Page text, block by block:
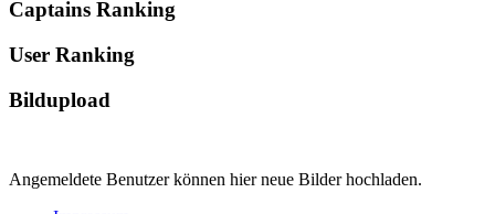
Captains Ranking
User Ranking
Bildupload
Angemeldete Benutzer können hier neue Bilder hochladen.